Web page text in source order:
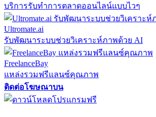
บริการรับทำการตลาดออนไลน์แบบไวๆ
Ultromate.ai
รับพัฒนาระบบช่วยวิเคราะห์ภาพด้วย AI
FreelanceBay
แหล่งรวมฟรีแลนซ์คุณภาพ
ติดต่อโฆษณาบน